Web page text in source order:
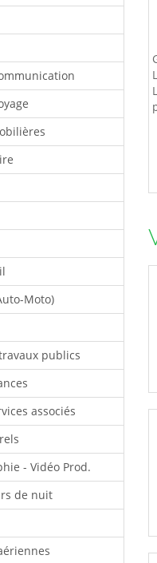
Moto)
publics
associés
- Vidéo Prod.
de nuit